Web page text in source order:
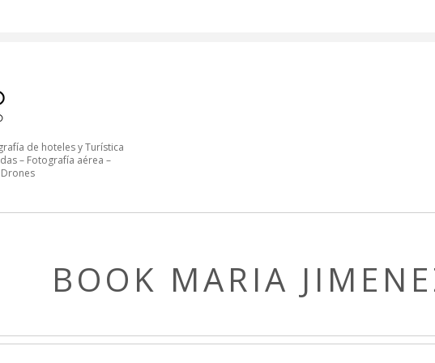
de hoteles y Turística
– Fotografía aérea –
BOOK MARIA